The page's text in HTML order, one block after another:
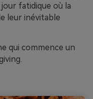
fatidique où la
leur inévitable
qui commence un